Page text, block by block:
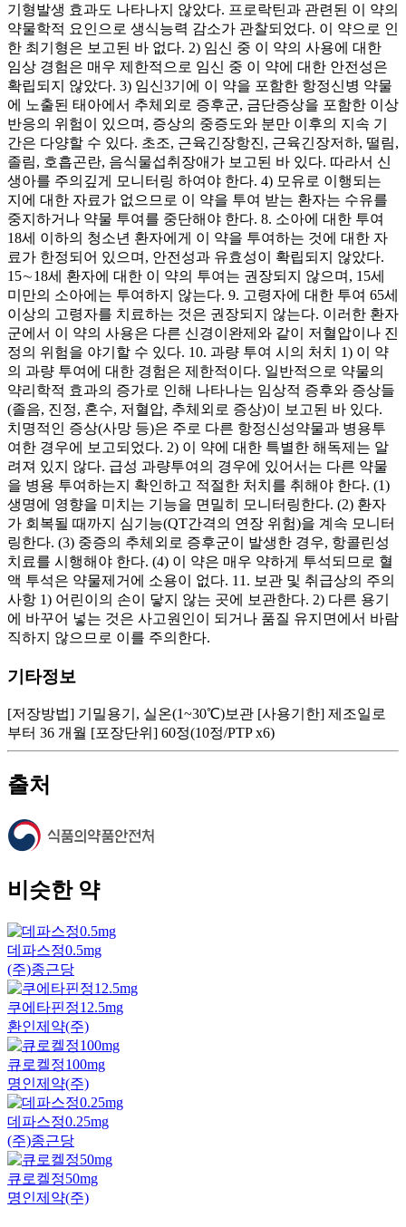
기형발생 효과도 나타나지 않았다. 프로락틴과 관련된 이 약의
약물학적 요인으로 생식능력 감소가 관찰되었다. 이 약으로 인
한 최기형은 보고된 바 없다. 2) 임신 중 이 약의 사용에 대한
임상 경험은 매우 제한적으로 임신 중 이 약에 대한 안전성은
확립되지 않았다. 3) 임신3기에 이 약을 포함한 항정신병 약물
에 노출된 태아에서 추체외로 증후군, 금단증상을 포함한 이상
반응의 위험이 있으며, 증상의 중증도와 분만 이후의 지속 기
간은 다양할 수 있다. 초조, 근육긴장항진, 근육긴장저하, 떨림,
졸림, 호흡곤란, 음식물섭취장애가 보고된 바 있다. 따라서 신
생아를 주의깊게 모니터링 하여야 한다. 4) 모유로 이행되는
지에 대한 자료가 없으므로 이 약을 투여 받는 환자는 수유를
중지하거나 약물 투여를 중단해야 한다. 8. 소아에 대한 투여
18세 이하의 청소년 환자에게 이 약을 투여하는 것에 대한 자
료가 한정되어 있으며, 안전성과 유효성이 확립되지 않았다.
15∼18세 환자에 대한 이 약의 투여는 권장되지 않으며, 15세
미만의 소아에는 투여하지 않는다. 9. 고령자에 대한 투여 65세
이상의 고령자를 치료하는 것은 권장되지 않는다. 이러한 환자
군에서 이 약의 사용은 다른 신경이완제와 같이 저혈압이나 진
정의 위험을 야기할 수 있다. 10. 과량 투여 시의 처치 1) 이 약
의 과량 투여에 대한 경험은 제한적이다. 일반적으로 약물의
약리학적 효과의 증가로 인해 나타나는 임상적 증후와 증상들
(졸음, 진정, 혼수, 저혈압, 추체외로 증상)이 보고된 바 있다.
치명적인 증상(사망 등)은 주로 다른 항정신성약물과 병용투
여한 경우에 보고되었다. 2) 이 약에 대한 특별한 해독제는 알
려져 있지 않다. 급성 과량투여의 경우에 있어서는 다른 약물
을 병용 투여하는지 확인하고 적절한 처치를 취해야 한다. (1)
생명에 영향을 미치는 기능을 면밀히 모니터링한다. (2) 환자
가 회복될 때까지 심기능(QT간격의 연장 위험)을 계속 모니터
링한다. (3) 중증의 추체외로 증후군이 발생한 경우, 항콜린성
치료를 시행해야 한다. (4) 이 약은 매우 약하게 투석되므로 혈
액 투석은 약물제거에 소용이 없다. 11. 보관 및 취급상의 주의
사항 1) 어린이의 손이 닿지 않는 곳에 보관한다. 2) 다른 용기
에 바꾸어 넣는 것은 사고원인이 되거나 품질 유지면에서 바람
직하지 않으므로 이를 주의한다.
기타정보
[저장방법] 기밀용기, 실온(1~30℃)보관 [사용기한] 제조일로
부터 36 개월 [포장단위] 60정(10정/PTP x6)
출처
비슷한 약
데파스정0.5mg
(주)종근당
쿠에타핀정12.5mg
환인제약(주)
큐로켈정100mg
명인제약(주)
데파스정0.25mg
(주)종근당
큐로켈정50mg
명인제약(주)